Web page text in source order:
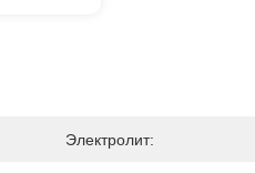
Электролит: